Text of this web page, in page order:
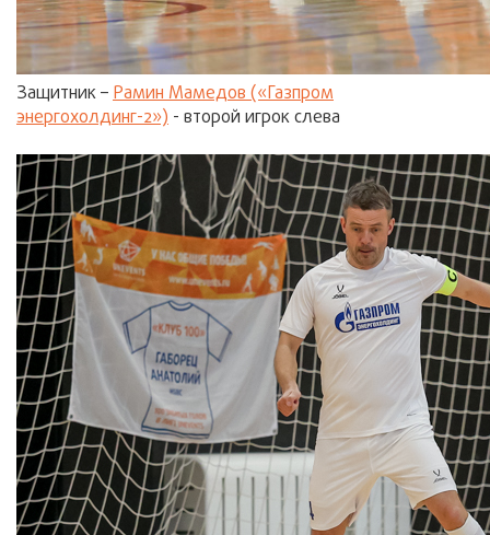
Защитник –Рамин Мамедов («Газпром
энергохолдинг-2») - второй игрок слева